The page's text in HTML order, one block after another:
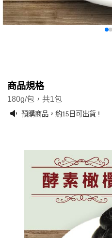
商品規格
180g/包，共1包
預購商品，約15 日可出貨 !